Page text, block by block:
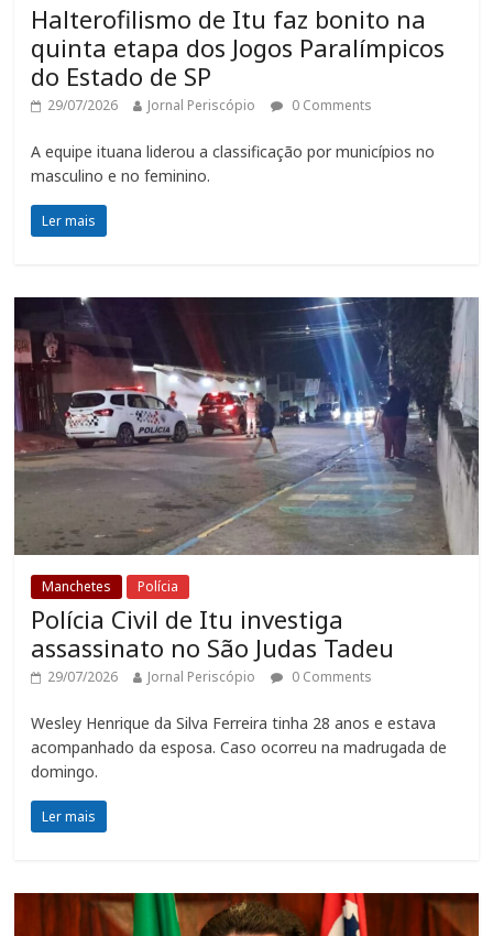
Halterofilismo de Itu faz bonito na
quinta etapa dos Jogos Paralímpicos
do Estado de SP
29/07/2026 Jornal Periscópio 0 Comments
A equipe ituana liderou a classificação por municípios no
masculino e no feminino.
Ler mais
Manchetes Polícia
Polícia Civil de Itu investiga
assassinato no São Judas Tadeu
29/07/2026 Jornal Periscópio 0 Comments
Wesley Henrique da Silva Ferreira tinha 28 anos e estava
acompanhado da esposa. Caso ocorreu na madrugada de
domingo.
Ler mais